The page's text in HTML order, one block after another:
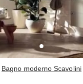
Bagno moderno Scavolini